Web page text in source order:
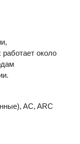
около
AC, ARC